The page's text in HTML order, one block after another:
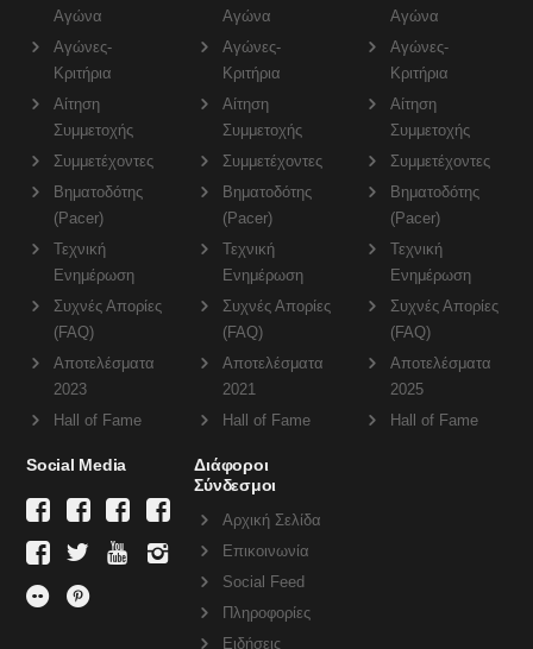
Αγώνα
Αγώνες-
Κριτήρια
Αίτηση
Συμμετοχής
Συμμετέχοντες
Βηματοδότης
(Pacer)
Τεχνική
Ενημέρωση
Συχνές Απορίες
(FAQ)
Αποτελέσματα
2023
Hall of Fame
Αγώνα
Αγώνες-
Κριτήρια
Αίτηση
Συμμετοχής
Συμμετέχοντες
Βηματοδότης
(Pacer)
Τεχνική
Ενημέρωση
Συχνές Απορίες
(FAQ)
Αποτελέσματα
2021
Hall of Fame
Αγώνα
Αγώνες-
Κριτήρια
Αίτηση
Συμμετοχής
Συμμετέχοντες
Βηματοδότης
(Pacer)
Τεχνική
Ενημέρωση
Συχνές Απορίες
(FAQ)
Αποτελέσματα
2025
Hall of Fame
Social Media
Διάφοροι
Σύνδεσμοι
Αρχική Σελίδα
Επικοινωνία
Social Feed
Πληροφορίες
Ειδήσεις